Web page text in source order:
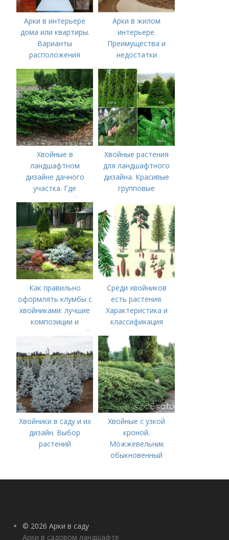
Арки в интерьере
дома или квартиры.
Варианты
расположения
Арки в жилом
интерьере.
Преимущества и
недостатки
Хвойные в
ландшафтном
дизайне дачного
участка. Где
размещать хвойные
деревья и кустарники
Хвойные растения
для ландшафтного
дизайна. Красивые
групповые
хвойными
растениями в саду
Как правильно
оформлять клумбы с
хвойниками: лучшие
композиции и
сочетания растений
Среди хвойников
есть растения.
Характеристика и
классификация
Хвойники в саду и их
дизайн. Выбор
растений
Хвойные с узкой
кроной.
Можжевельник
обыкновенный
© 2026 Арки в саду
Арки в садовом ландшафте